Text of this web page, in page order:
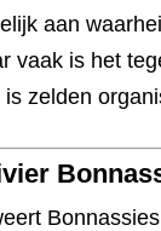
aan
vaak is het
zelden